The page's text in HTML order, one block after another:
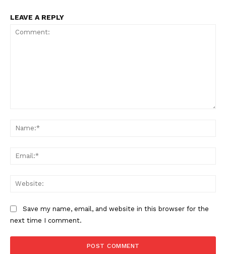
LEAVE A REPLY
Save my name, email, and website in this browser for the
next time I comment.